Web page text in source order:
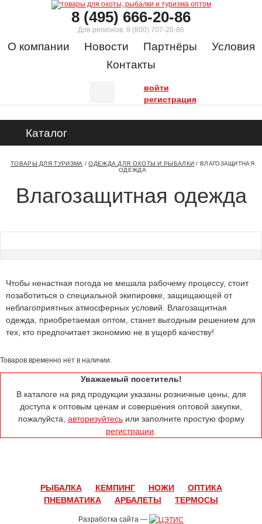
8 (495) 666-20-86
Для регионов: 8 (800) 707-20-86
О компании Новости Партнёры
Условия
Контакты
войти
регистрация
Каталог
ТОВАРЫ ДЛЯ ТУРИЗМА / ОДЕЖДА ДЛЯ ОХОТЫ И РЫБАЛКИ / ВЛАГОЗАЩИТНАЯ
ОДЕЖДА
Влагозащитная одежда
Чтобы ненастная погода не мешала рабочему процессу, стоит
позаботиться о специальной экипировке, защищающей от
неблагоприятных атмосферных условий. Влагозащитная
одежда, приобретаемая оптом, станет выгодным решением для
тех, кто предпочитает экономию не в ущерб качеству!
Товаров временно нет в наличии.
Уважаемый посетитель!
В каталоге на ряд продукции указаны розничные цены, для
доступа к оптовым ценам и совершения оптовой закупки,
пожалуйста, авторизуйтесьили заполните простую форму
регистрации
РЫБАЛКА КЕМПИНГ НОЖИ
ОПТИКА
ПНЕВМАТИКА
АРБАЛЕТЫ ТЕРМОСЫ
Разработка сайта —